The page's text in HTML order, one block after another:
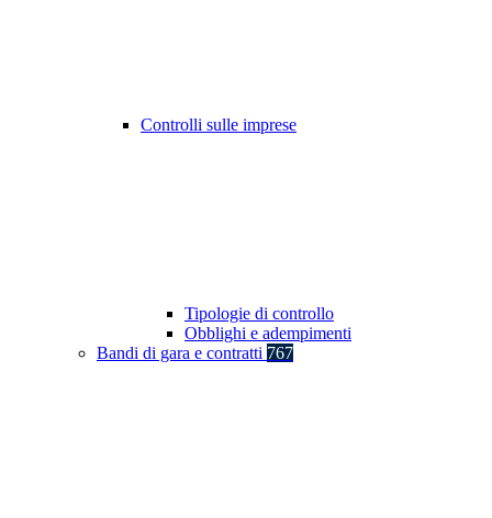
Controlli sulle imprese
Tipologie di controllo
Obblighi e adempimenti
Bandi di gara e contratti 767